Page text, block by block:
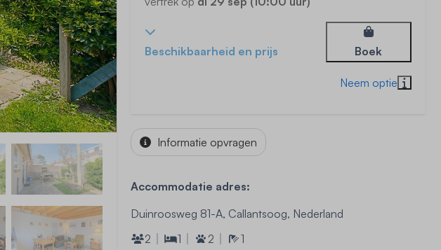
Beschikbaarheid en prijs Boek
Informatie opvragen
Accommodatie adres:
Duinroosweg 81-A, Callantsoog, Nederland
2
1 2 1